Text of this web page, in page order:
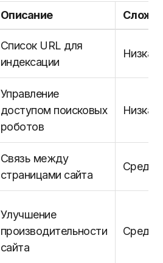
Описание
Список URL для
индексации
Низкая
Управление
доступом поисковых
роботов
Низкая
Связь между
страницами сайта
Улучшение
производительности
сайта